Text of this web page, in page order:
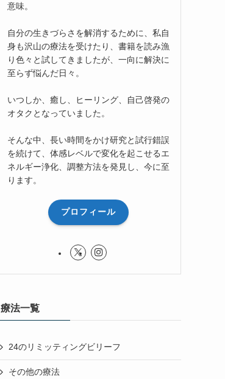
意味。
自分の生きづらさを解消するために、私自
身も沢山の療法を受けたり、書籍を読み漁
り色々と試してきましたが、一向に解決に
至らず悩んだ日々。
いつしか、癒し、ヒーリング、自己啓発の
オタクとなっていました。
そんな中、長い時間をかけ研究と試行錯誤
を続けて、体感レベルで変化を起こせるエ
ネルギー浄化、調整方法を発見し、今に至
ります。
プロフィール
療法一覧
24のリミッティングビリーフ
その他の療法